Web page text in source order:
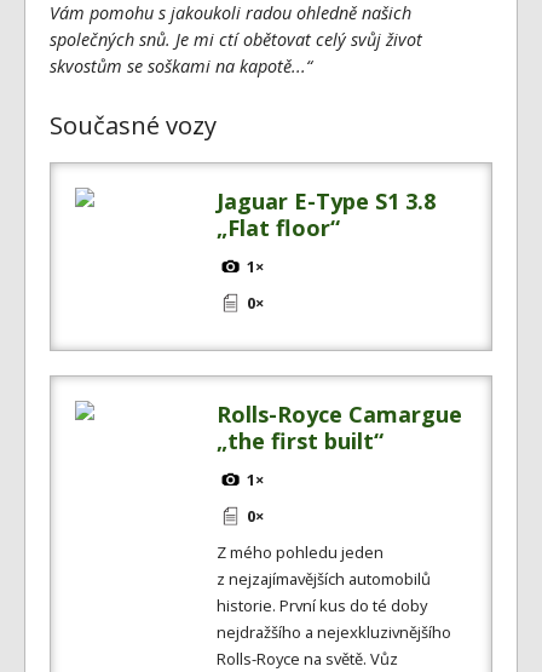
Vám pomohu s jakoukoli radou ohledně našich
společných snů. Je mi ctí obětovat celý svůj život
skvostům se soškami na kapotě...“
Současné vozy
Jaguar E-Type S1 3.8
„Flat floor“
1×
0×
Rolls-Royce Camargue
„the first built“
1×
0×
Z mého pohledu jeden
z nejzajímavějších automobilů
historie. První kus do té doby
nejdražšího a nejexkluzivnějšího
Rolls-Royce na světě. Vůz